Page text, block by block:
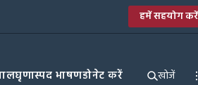
हमें सहयोग करें
घृणास्पद भाषणडोनेट करें खोजें